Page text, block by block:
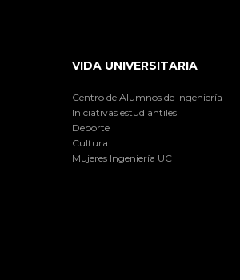
VIDA UNIVERSITARIA
Centro de Alumnos de Ingeniería
Iniciativas estudiantiles
Deporte
Cultura
Mujeres Ingeniería UC